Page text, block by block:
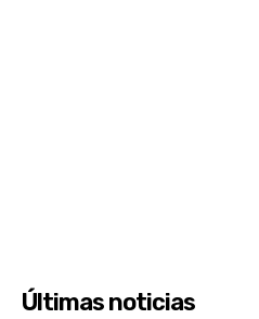
Últimas noticias